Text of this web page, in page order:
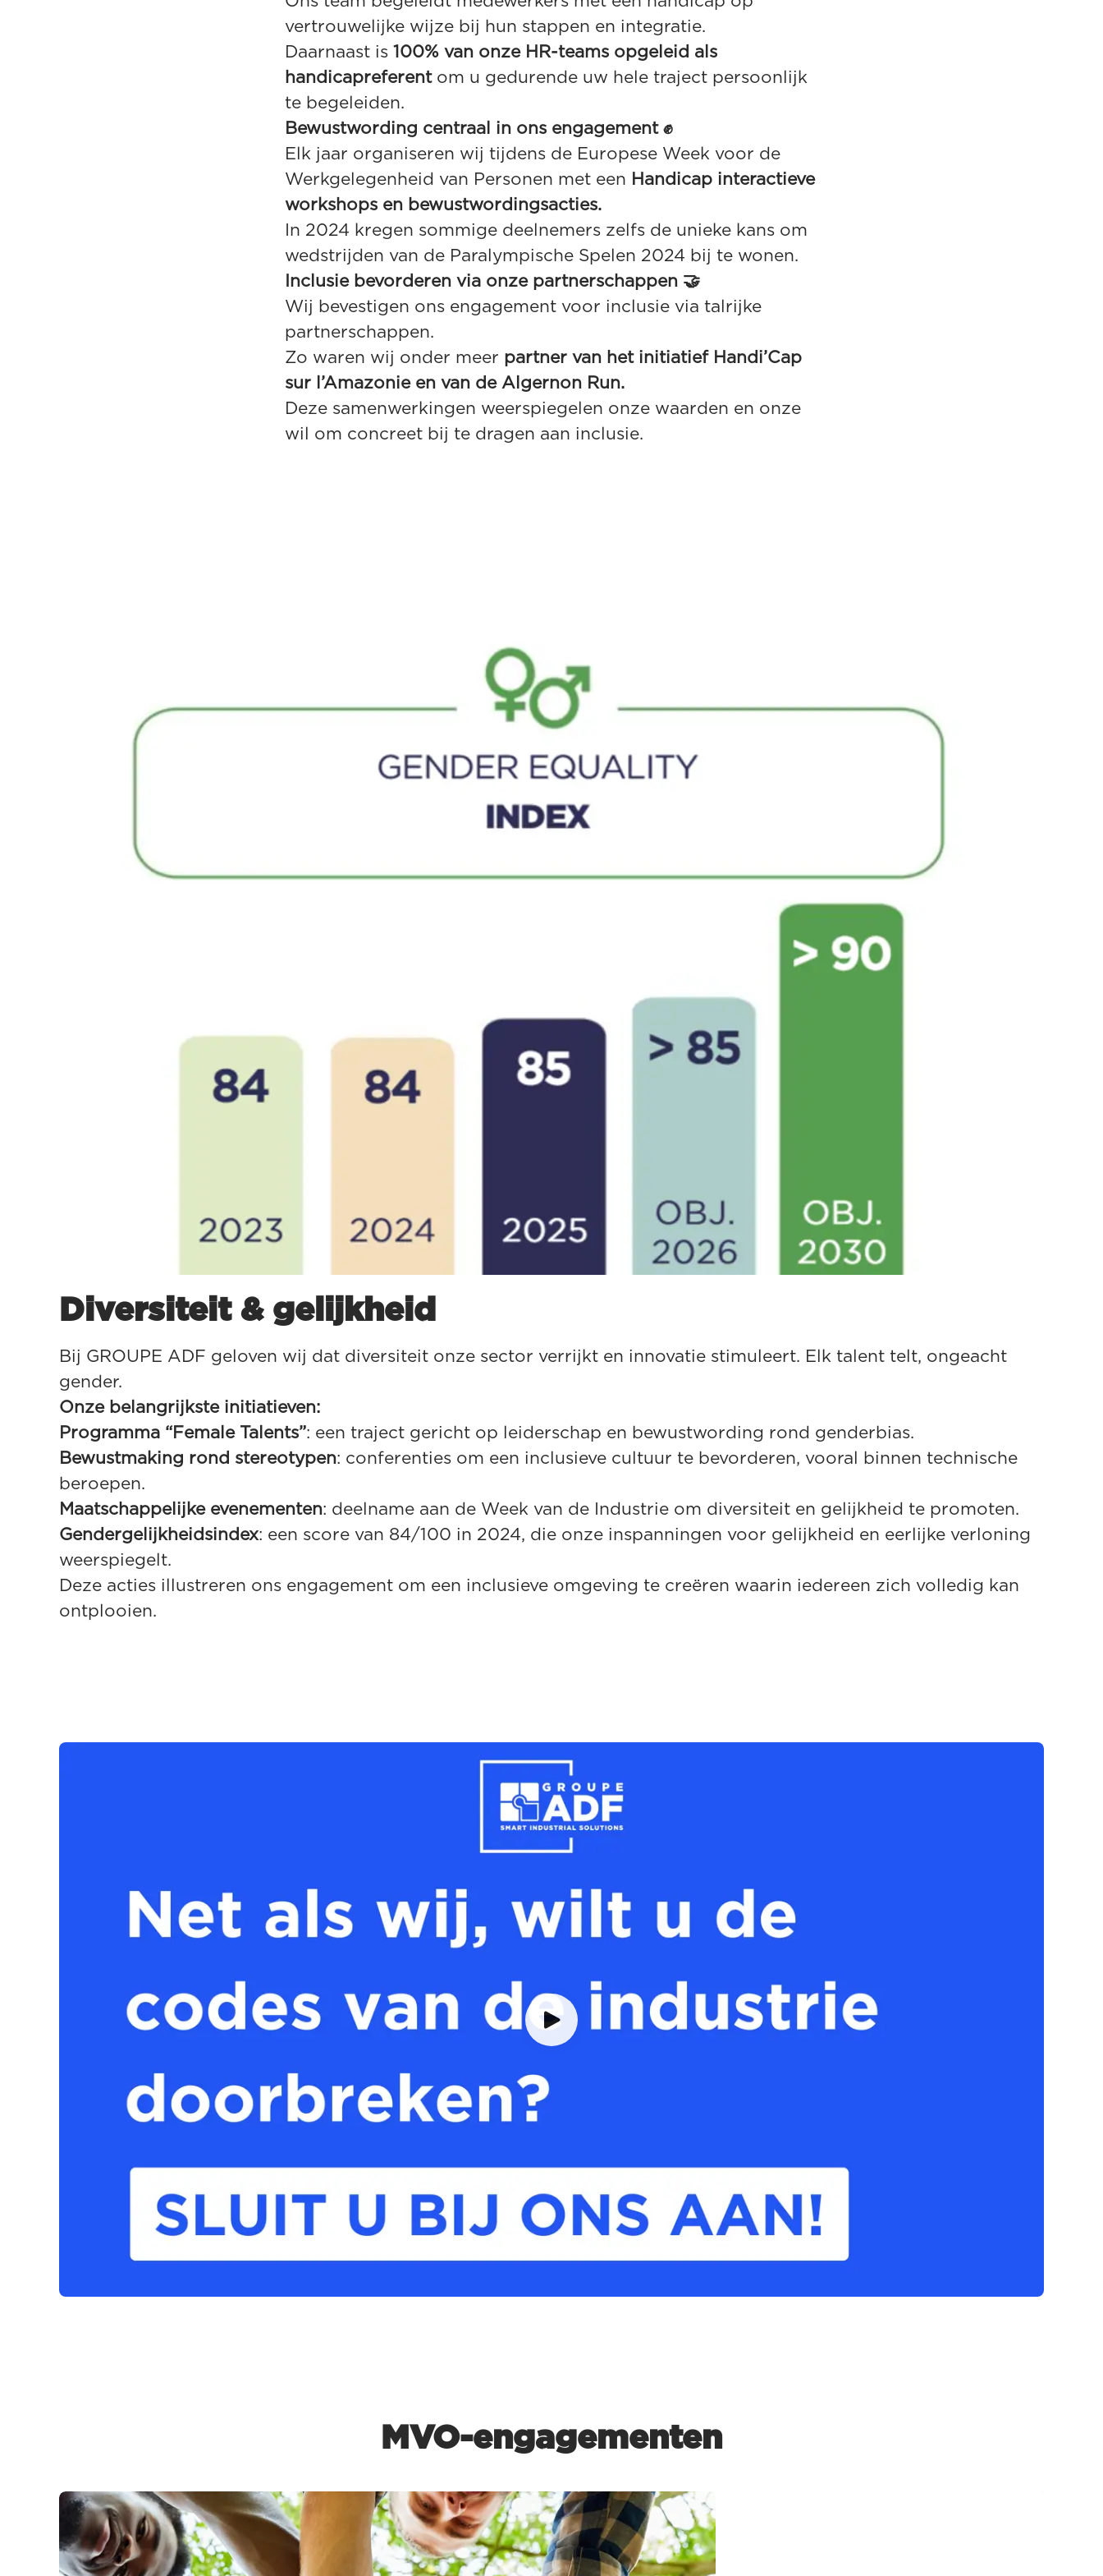
vertrouwelijke wijze bij hun stappen en integratie.
Daarnaast is 100% van onze HR-teams opgeleid als
handicapreferentom u gedurende uw hele traject persoonlijk
te begeleiden.
Bewustwording centraal in ons engagement ✊
Elk jaar organiseren wij tijdens de Europese Week voor de
Werkgelegenheid van Personen met een Handicap interactieve
workshops en bewustwordingsacties.
In 2024 kregen sommige deelnemers zelfs de unieke kans om
wedstrijden van de Paralympische Spelen 2024 bij te wonen.
Inclusie bevorderen via onze partnerschappen 🤝
Wij bevestigen ons engagement voor inclusie via talrijke
partnerschappen.
Zo waren wij onder meer partner van het initiatief Handi’Cap
sur l’Amazonie en van de Algernon Run.
Deze samenwerkingen weerspiegelen onze waarden en onze
wil om concreet bij te dragen aan inclusie.
Diversiteit & gelijkheid
Bij GROUPE ADF geloven wij dat diversiteit onze sector verrijkt en innovatie stimuleert. Elk talent telt, ongeacht
gender.
Onze belangrijkste initiatieven:
Programma “Female Talents”: een traject gericht op leiderschap en bewustwording rond genderbias.
Bewustmaking rond stereotypen: conferenties om een inclusieve cultuur te bevorderen, vooral binnen technische
beroepen.
Maatschappelijke evenementen: deelname aan de Week van de Industrie om diversiteit en gelijkheid te promoten.
Gendergelijkheidsindex: een score van 84/100 in 2024, die onze inspanningen voor gelijkheid en eerlijke verloning
weerspiegelt.
Deze acties illustreren ons engagement om een inclusieve omgeving te creëren waarin iedereen zich volledig kan
ontplooien.
MVO-engagementen